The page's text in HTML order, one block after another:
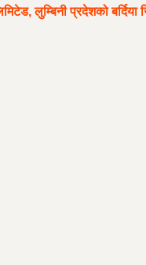
लुम्बिनी प्रदेशको बर्दिया